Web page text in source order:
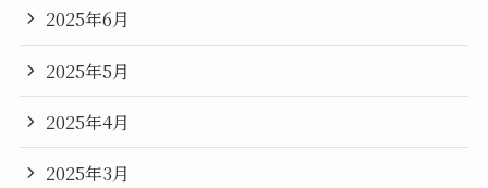
2025年6月
2025年5月
2025年4月
2025年3月